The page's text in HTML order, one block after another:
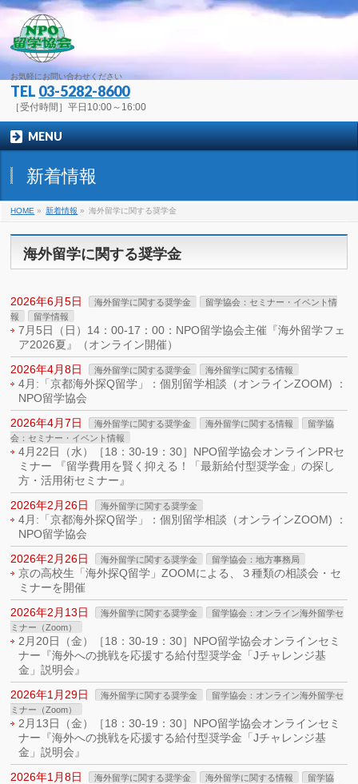
お気軽にお問い合わせください
TEL 03-5282-8600
［受付時間］平日10:00～16:00
MENU
新着情報
HOME » 新着情報 » 海外留学に関する奨学金
海外留学に関する奨学金
2026年6月5日 海外留学に関する奨学金
留学協会：セミナー・イベント情
報
留学情報
7月5日（日）14：00-17：00：NPO留学協会主催『海外留学フェ
ア2026夏』（オンライン開催）
2026年4月8日
海外留学に関する奨学金 海外留学に関する情報
4月:「京都海外探Q留学」：個別留学相談（オンラインZOOM) ：
NPO留学協会
2026年4月7日
海外留学に関する奨学金 海外留学に関する情報
留学協
会：セミナー・イベント情報
4月22日（水）［18：30-19：30］NPO留学協会オンラインPRセ
ミナー 『留学費用を賢く抑える！「最新給付型奨学金」の探し
方・活用術セミナー』
2026年2月26日
海外留学に関する奨学金
4月:「京都海外探Q留学」：個別留学相談（オンラインZOOM) ：
NPO留学協会
2026年2月26日
海外留学に関する奨学金 留学協会：地方事務局
京の高校生「海外探Q留学」ZOOMによる、３種類の相談会・セ
ミナーを開催
2026年2月13日
海外留学に関する奨学金
留学協会：オンライン海外留学セ
ミナー（Zoom）
2月20日（金）［18：30-19：30］NPO留学協会オンラインセミ
ナー『海外への挑戦を応援する給付型奨学金「Jチャレンジ基
金」説明会』
2026年1月29日
海外留学に関する奨学金
留学協会：オンライン海外留学セ
ミナー（Zoom）
2月13日（金）［18：30-19：30］NPO留学協会オンラインセミ
ナー『海外への挑戦を応援する給付型奨学金「Jチャレンジ基
金」説明会』
2026年1月8日
海外留学に関する奨学金 海外留学に関する情報
留学協